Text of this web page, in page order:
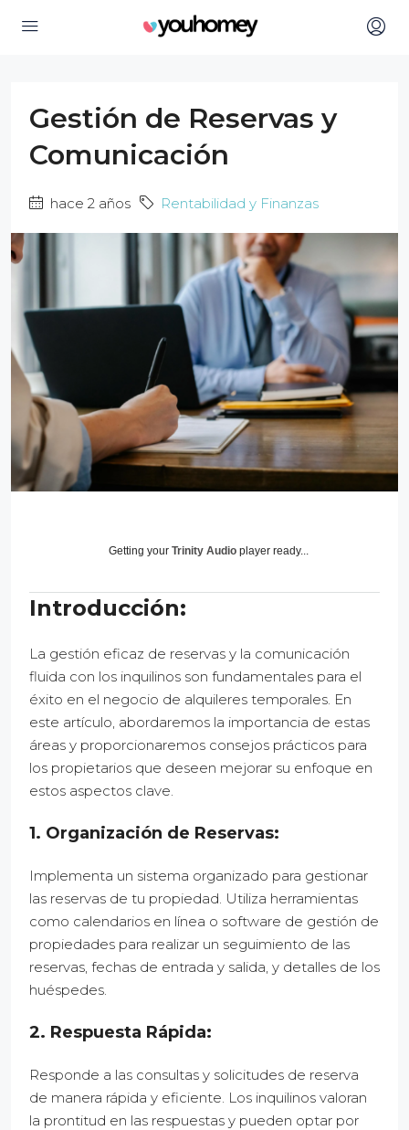
Gestión de Reservas y
Comunicación
hace 2 años Rentabilidad y Finanzas
Getting your Trinity Audio player ready...
Introducción:
La gestión eficaz de reservas y la comunicación
fluida con los inquilinos son fundamentales para el
éxito en el negocio de alquileres temporales. En
este artículo, abordaremos la importancia de estas
áreas y proporcionaremos consejos prácticos para
los propietarios que deseen mejorar su enfoque en
estos aspectos clave.
1. Organización de Reservas:
Implementa un sistema organizado para gestionar
las reservas de tu propiedad. Utiliza herramientas
como calendarios en línea o software de gestión de
propiedades para realizar un seguimiento de las
reservas, fechas de entrada y salida, y detalles de los
huéspedes.
2. Respuesta Rápida:
Responde a las consultas y solicitudes de reserva
de manera rápida y eficiente. Los inquilinos valoran
la prontitud en las respuestas y pueden optar por